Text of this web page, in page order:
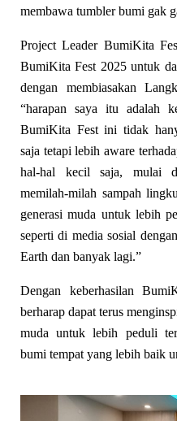
membawa tumbler bumi gak
Project Leader BumiKita
BumiKita Fest 2025 untuk
dengan membiasakan
“harapan saya itu adalah
BumiKita Fest ini tidak
saja tetapi lebih aware
hal-hal kecil saja, mulai
memilah-milah sampah
generasi muda untuk lebih
seperti di media sosial
Earth dan banyak lagi.”
Dengan keberhasilan
berharap dapat terus
muda untuk lebih peduli
bumi tempat yang lebih baik